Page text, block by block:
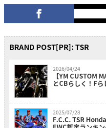
BRAND POST[PR]: TSR
2026/04/24
【YM CUSTOM
とCBらしく！F
2025/07/28
F.C.C. TSR